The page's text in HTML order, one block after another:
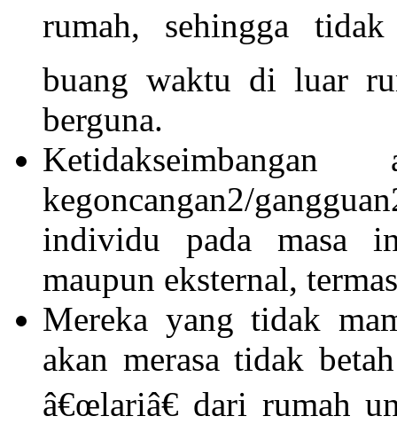
rumah, sehingga tidak
buang waktu di luar
berguna.
kegoncangan2/
individu pada masa
maupun eksternal,
Mereka yang tidak
akan merasa tidak
â€œlariâ€ dari rumah